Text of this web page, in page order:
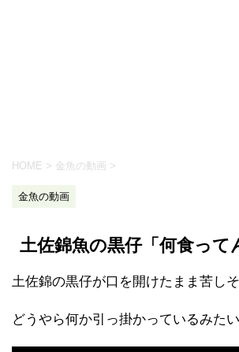
HOME > 金魚の動画 >
金魚の動画
土佐錦魚の黒仔「何食って
土佐錦の黒仔が口を開けたまま苦しそ
どうやら何か引っ掛かっているみた